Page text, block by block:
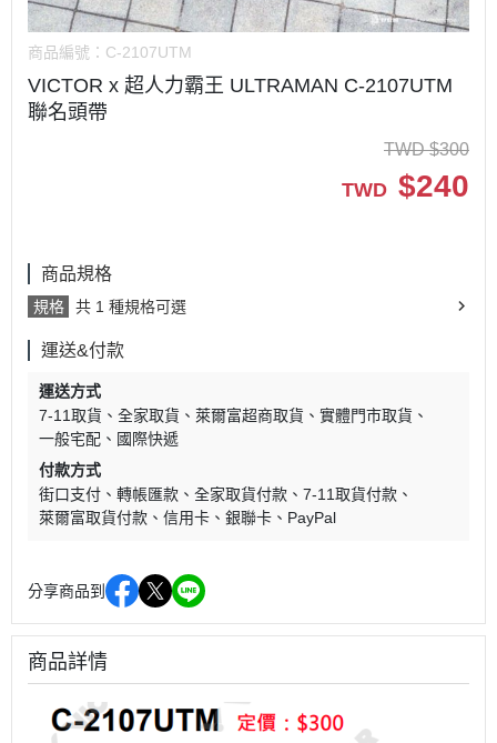
商品編號： C-2107UTM
VICTOR x 超人力霸王 ULTRAMAN C-2107UTM
聯名頭帶
TWD $300
TWD $240
商品規格
規格 共 1 種規格可選
運送&付款
運送方式
7-11取貨
全家取貨 萊爾富超商取貨
實體門市取貨
一般宅配
國際快遞
付款方式
街口支付
轉帳匯款 全家取貨付款
7-11取貨付款
萊爾富取貨付款
信用卡 銀聯卡 PayPal
分享商品到
商品詳情